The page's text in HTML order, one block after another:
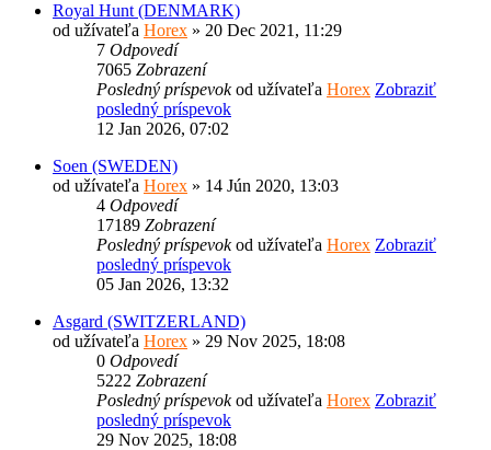
Royal Hunt (DENMARK)
od užívateľa Horex » 20 Dec 2021, 11:29
7 Odpovedí
7065 Zobrazení
Posledný príspevokod užívateľa Horex Zobraziť
posledný príspevok
12 Jan 2026, 07:02
Soen (SWEDEN)
od užívateľa Horex » 14 Jún 2020, 13:03
4 Odpovedí
17189 Zobrazení
Posledný príspevokod užívateľa Horex Zobraziť
posledný príspevok
05 Jan 2026, 13:32
Asgard (SWITZERLAND)
od užívateľa Horex » 29 Nov 2025, 18:08
0 Odpovedí
5222 Zobrazení
Posledný príspevokod užívateľa Horex Zobraziť
posledný príspevok
29 Nov 2025, 18:08